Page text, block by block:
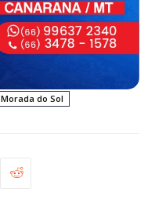
Morada do Sol